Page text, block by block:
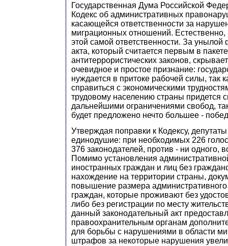
Государственная Дума Российской
Кодекс об административных
касающейся ответственности за
миграционных отношений. Естественно,
этой самой ответственности. За унылой
акта, который считается первым в
антитеррористических законов,
очевидное и простое признание:
нуждается в притоке рабочей силы, так
справиться с экономическими
трудовому населению страны придется
дальнейшими ограничениями свобод,
будет предложено нечто большее -
Утверждая поправки к Кодексу,
единодушие: при необходимых 226
376 законодателей, против - ни одного,
Помимо установления
иностранных граждан и лиц без
нахождение на территории страны,
повышение размера
граждан, которые проживают без
либо без регистрации по месту
данный законодательный акт
правоохранительным органам
для борьбы с нарушениями в области
штрафов за некоторые нарушения